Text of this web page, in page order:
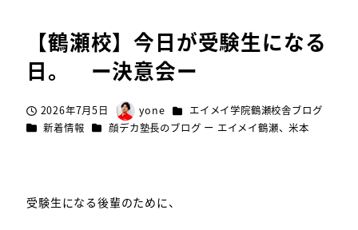
【鶴瀬校】今日が受験生になる
日。 ー決意会ー
投稿日2026年7月5日
著
者
yone カテゴリー
エイメイ学院鶴瀬校舎ブログ
カテゴリー
新着情報 カテゴリー
顔デカ塾長のブログ ー エイメイ鶴瀬、米本
受験生になる後輩のために、